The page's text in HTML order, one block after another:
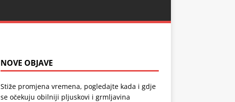
NOVE OBJAVE
Stiže promjena vremena, pogledajte kada i gdje
se očekuju obilniji pljuskovi i grmljavina